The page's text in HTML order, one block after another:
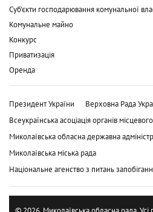
Суб'єкти господарювання комунальної
Комунальне майно
Конкурс
Приватизація
Оренда
Президент України Верховна Рада
Всеукраїнська асоціація органів
Миколаївська обласна державна
Миколаївська міська рада
Національне агенство з питань